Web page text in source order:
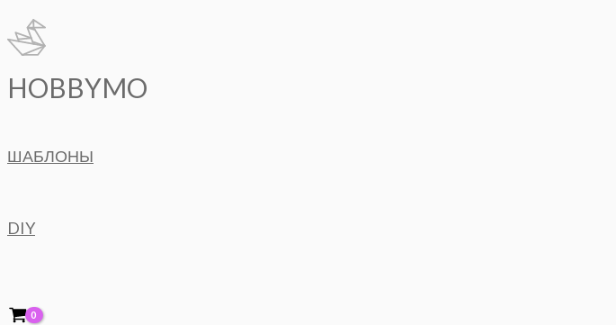
Перейти
к
содержимому
HOBBYMO
ШАБЛОНЫ
DIY